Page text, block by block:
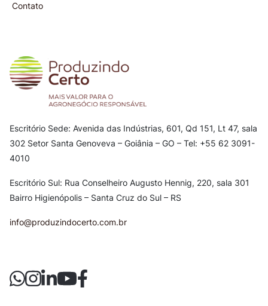
Contato
Escritório Sede: Avenida das Indústrias, 601, Qd 151, Lt 47, sala
302 Setor Santa Genoveva – Goiânia – GO – Tel: +55 62 3091-
4010
Escritório Sul: Rua Conselheiro Augusto Hennig, 220, sala 301
Bairro Higienópolis – Santa Cruz do Sul – RS
info@produzindocerto.com.br